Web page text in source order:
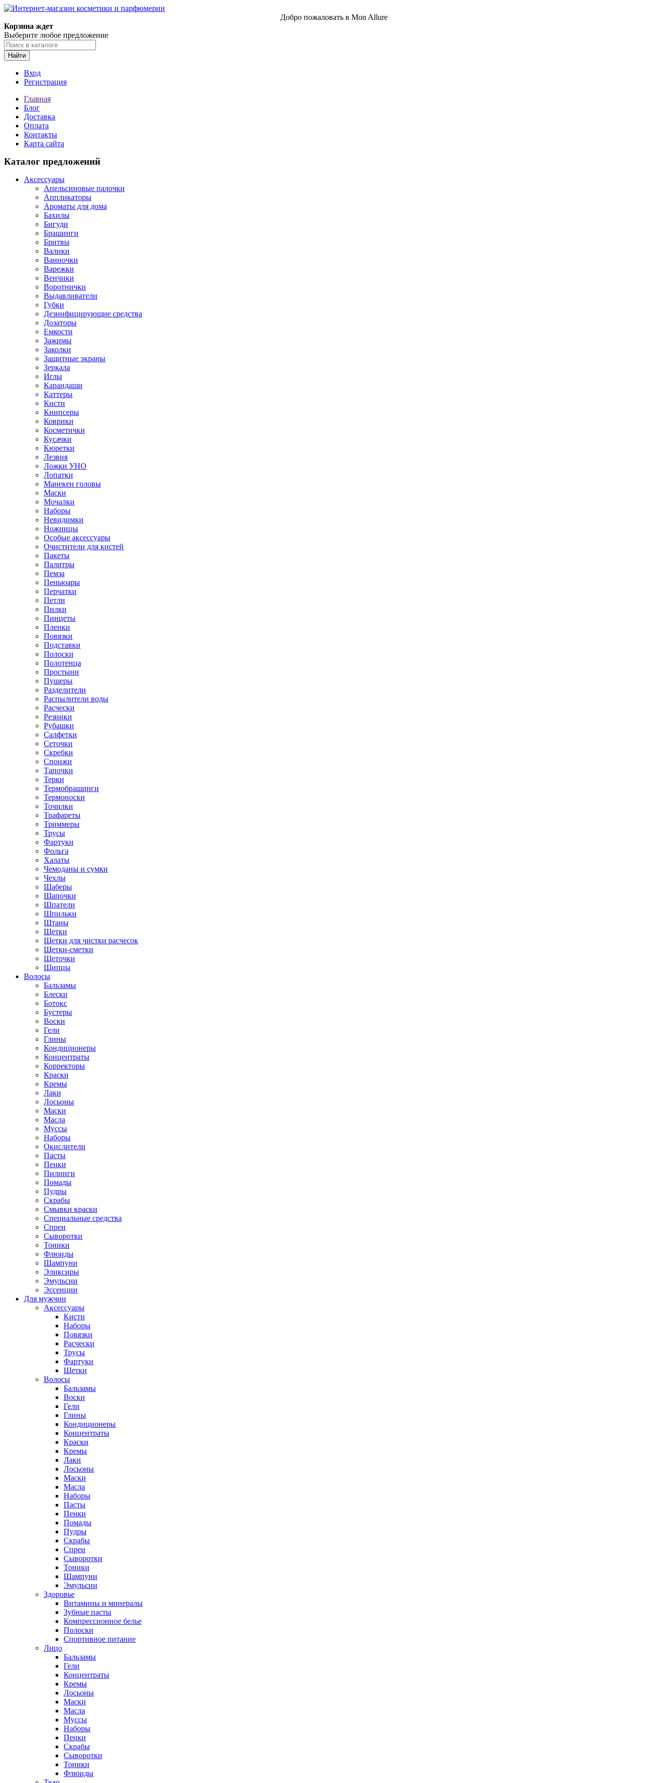
Добро пожаловать в Mon Allure
Корзина ждет
Выберите любое предложение
Найти
Вход
Регистрация
Главная
Блог
Доставка
Оплата
Контакты
Карта сайта
Каталог предложений
Аксессуары
Апельсиновые палочки
Аппликаторы
Ароматы для дома
Бахилы
Бигуди
Брашинги
Бритвы
Валики
Ванночки
Варежки
Венчики
Воротнички
Выдавливатели
Губки
Дезинфицирующие средства
Дозаторы
Емкости
Зажимы
Заколки
Защитные экраны
Зеркала
Иглы
Карандаши
Каттеры
Кисти
Книпсеры
Коврики
Косметички
Кусачки
Кюретки
Лезвия
Ложки УНО
Лопатки
Манекен головы
Маски
Мочалки
Наборы
Невидимки
Ножницы
Особые аксессуары
Очистители для кистей
Пакеты
Палитры
Пемза
Пеньюары
Перчатки
Петли
Пилки
Пинцеты
Пленки
Повязки
Подставки
Полоски
Полотенца
Простыни
Пушеры
Разделители
Распылители воды
Расчески
Резинки
Рубашки
Салфетки
Сеточки
Скребки
Спонжи
Тапочки
Терки
Термобрашинги
Термоноски
Точилки
Трафареты
Триммеры
Трусы
Фартуки
Фольга
Халаты
Чемоданы и сумки
Чехлы
Шаберы
Шапочки
Шпатели
Шпильки
Штаны
Щетки
Щетки для чистки расчесок
Щетки-сметки
Щеточки
Щипцы
Волосы
Бальзамы
Блески
Ботокс
Бустеры
Воски
Гели
Глины
Кондиционеры
Концентраты
Корректоры
Краски
Кремы
Лаки
Лосьоны
Маски
Масла
Муссы
Наборы
Окислители
Пасты
Пенки
Пилинги
Помады
Пудры
Скрабы
Смывки краски
Специальные средства
Спреи
Сыворотки
Тоники
Флюиды
Шампуни
Эликсиры
Эмульсии
Эссенции
Для мужчин
Аксессуары
Кисти
Наборы
Повязки
Расчески
Трусы
Фартуки
Щетки
Волосы
Бальзамы
Воски
Гели
Глины
Кондиционеры
Концентраты
Краски
Кремы
Лаки
Лосьоны
Маски
Масла
Наборы
Пасты
Пенки
Помады
Пудры
Скрабы
Спреи
Сыворотки
Тоники
Шампуни
Эмульсии
Здоровье
Витамины и минералы
Зубные пасты
Компрессионное белье
Полоски
Спортивное питание
Лицо
Бальзамы
Гели
Концентраты
Кремы
Лосьоны
Маски
Масла
Муссы
Наборы
Пенки
Скрабы
Сыворотки
Тоники
Флюиды